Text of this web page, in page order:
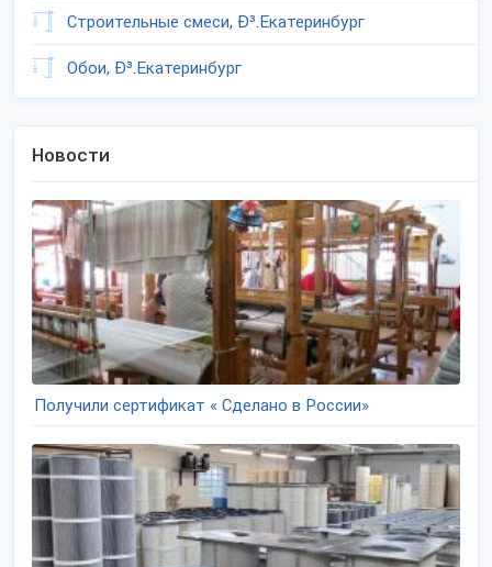
Строительные смеси, Ð³.Екатеринбург
Обои, Ð³.Екатеринбург
Новости
Получили сертификат « Сделано в России»